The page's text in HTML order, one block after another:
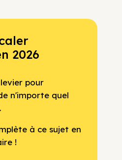
2026
pour
n'importe quel
à ce sujet en
!